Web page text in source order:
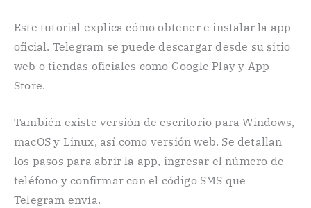
Este tutorial explica cómo obtener e instalar la app
oficial. Telegram se puede descargar desde su sitio
web o tiendas oficiales como Google Play y App
Store.
También existe versión de escritorio para Windows,
macOS y Linux, así como versión web. Se detallan
los pasos para abrir la app, ingresar el número de
teléfono y confirmar con el código SMS que
Telegram envía.